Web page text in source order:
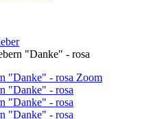
"Danke" - rosa
Zoom